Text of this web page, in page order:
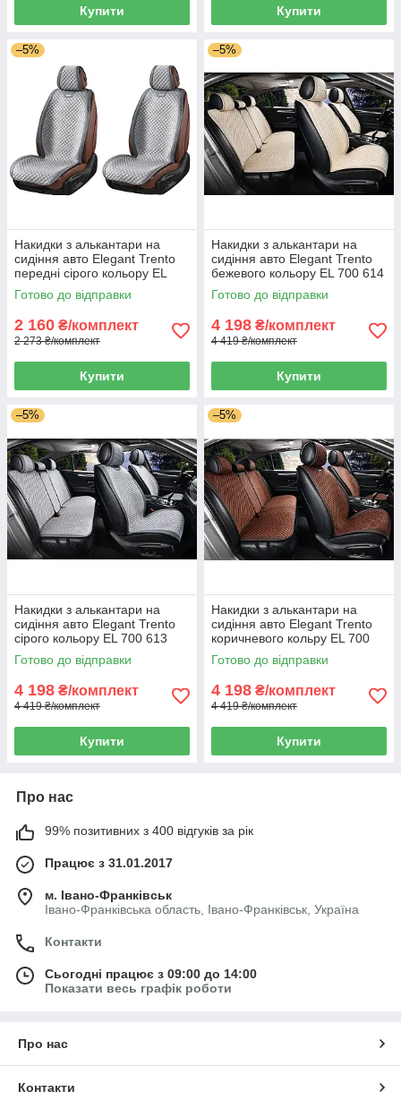
Купити Купити
–5%
Накидки з алькантари на
сидіння авто Elegant Trento
передні сірого кольору EL
700 603
Готово до відправки
2 160 ₴/комплект
2 273 ₴/комплект
Купити
–5%
Накидки з алькантари на
сидіння авто Elegant Trento
бежевого кольору EL 700 614
Готово до відправки
4 198 ₴/комплект
4 419 ₴/комплект
Купити
–5%
Накидки з алькантари на
сидіння авто Elegant Trento
сірого кольору EL 700 613
Готово до відправки
4 198 ₴/комплект
4 419 ₴/комплект
Купити
–5%
Накидки з алькантари на
сидіння авто Elegant Trento
коричневого кольру EL 700
615
Готово до відправки
4 198 ₴/комплект
4 419 ₴/комплект
Купити
Про нас
99% позитивних з 400 відгуків за рік
Працює з 31.01.2017
м. Івано-Франківськ
Івано-Франківська область, Івано-Франківськ, Україна
Контакти
Сьогодні працює з 09:00 до 14:00
Показати весь графік роботи
Про нас
Контакти